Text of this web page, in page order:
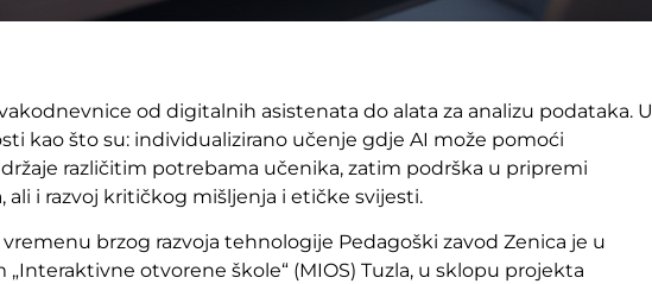
od digitalnih asistenata do alata za analizu podataka. U
kao što su: individualizirano učenje gdje AI može pomoći
različitim potrebama učenika, zatim podrška u pripremi
i razvoj kritičkog mišljenja i etičke svijesti.
brzog razvoja tehnologije Pedagoški zavod Zenica je u
otvorene škole“ (MIOS) Tuzla, u sklopu projekta